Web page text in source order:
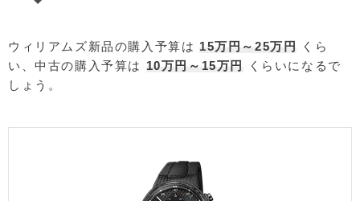
ウィリアムズ新品の購入予算は 15万円～25万円
くら
い、中古の購入予算は 10万円～15万円
くらいになるで
しょう。